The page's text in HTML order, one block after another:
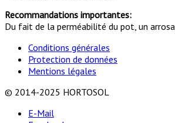
Recommandations importantes:
Du fait de la perméabilité du pot, un
Conditions générales
Protection de données
Mentions légales
© 2014-2025 HORTOSOL
E-Mail